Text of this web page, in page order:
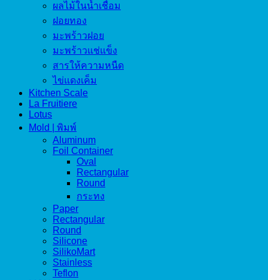
ผลไม้ในน้ำเชื่อม
ฝอยทอง
มะพร้าวฝอย
มะพร้าวแช่แข็ง
สารให้ความหนืด
ไข่แดงเค็ม
Kitchen Scale
La Fruitiere
Lotus
Mold | พิมพ์
Aluminum
Foil Container
Oval
Rectangular
Round
กระทง
Paper
Rectangular
Round
Silicone
SilikoMart
Stainless
Teflon